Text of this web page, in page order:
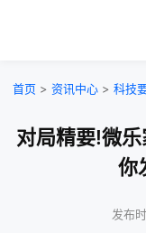
首页 > 资讯中心 > 科技
对局精要!微
你
发布